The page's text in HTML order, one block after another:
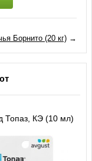
Борнито (20 кг)→
Топаз, КЭ (10 мл)